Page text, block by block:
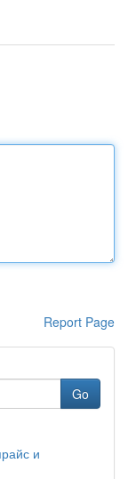
Report Page
Go
и